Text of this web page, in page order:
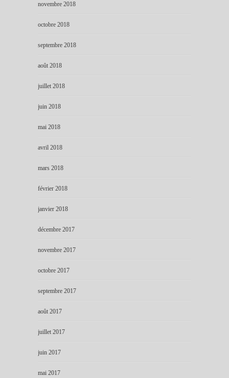
novembre 2018
octobre 2018
septembre 2018
août 2018
juillet 2018
juin 2018
mai 2018
avril 2018
mars 2018
février 2018
janvier 2018
décembre 2017
novembre 2017
octobre 2017
septembre 2017
août 2017
juillet 2017
juin 2017
mai 2017